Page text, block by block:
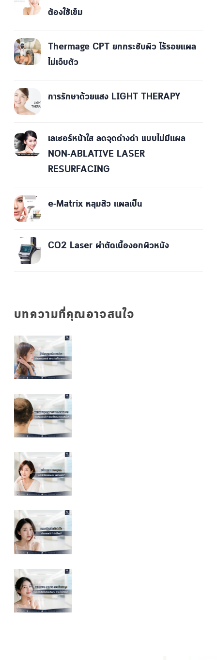
ต้องใช้เข็ม
Thermage CPT ยกกระชับผิว ไร้รอยแผล
ไม่เจ็บตัว
การรักษาด้วยแสง LIGHT THERAPY
เลเซอร์หน้าใส ลดจุดด่างดำ แบบไม่มีแผล
NON-ABLATIVE LASER
RESURFACING
e-Matrix หลุมสิว แผลเป็น
CO2 Laser ผ่าตัดเนื้องอกผิวหนัง
บทความที่คุณอาจสนใจ